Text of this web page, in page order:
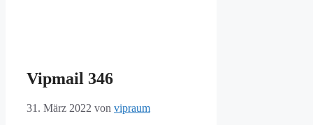
Vipmail 346
31. März 2022 von vipraum